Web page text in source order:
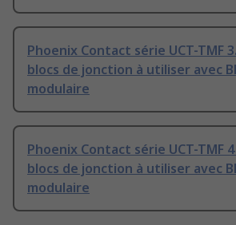
Phoenix Contact série UCT-TMF
blocs de jonction à utiliser avec
modulaire
Phoenix Contact série UCT-TMF
blocs de jonction à utiliser avec
modulaire